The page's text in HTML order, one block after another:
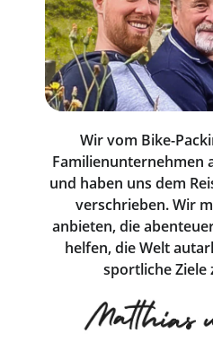
Wir vom Bike-
Familienunternehmen
und haben uns dem
verschrieben. Wir
anbieten, die
helfen, die Welt
sportliche Ziele